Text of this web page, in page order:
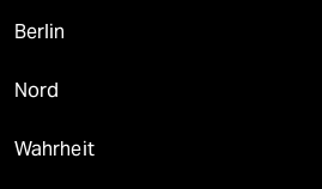
Berlin
Nord
Wahrheit